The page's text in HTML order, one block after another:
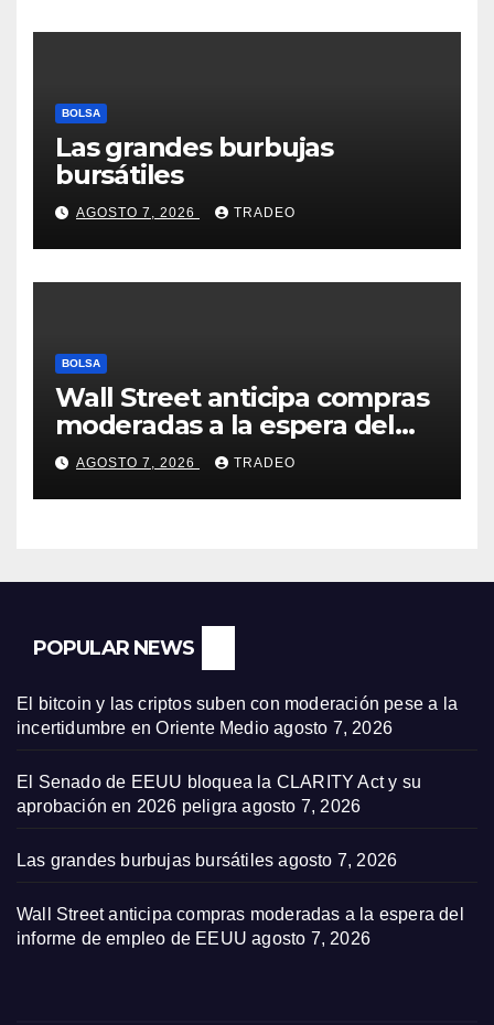
BOLSA
Las grandes burbujas
bursátiles
AGOSTO 7, 2026 TRADEO
BOLSA
Wall Street anticipa compras
moderadas a la espera del
informe de empleo de EEUU
AGOSTO 7, 2026 TRADEO
POPULAR NEWS
El bitcoin y las criptos suben con moderación pese a la
incertidumbre en Oriente Medio agosto 7, 2026
El Senado de EEUU bloquea la CLARITY Act y su
aprobación en 2026 peligra agosto 7, 2026
Las grandes burbujas bursátiles agosto 7, 2026
Wall Street anticipa compras moderadas a la espera del
informe de empleo de EEUU agosto 7, 2026